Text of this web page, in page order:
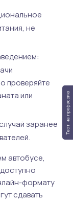
не
проверяйте
или
заранее
автобусе,
формату
сдавать
Тест на профессию